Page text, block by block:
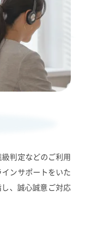
判定などのご利用
ンサポートをいた
、誠心誠意ご対応
成 開発コンセプト
よくある質問
ロード